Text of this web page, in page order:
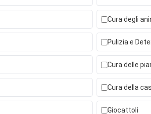
Cura degli
Pulizia e
Cura delle
Cura della
Giocattoli